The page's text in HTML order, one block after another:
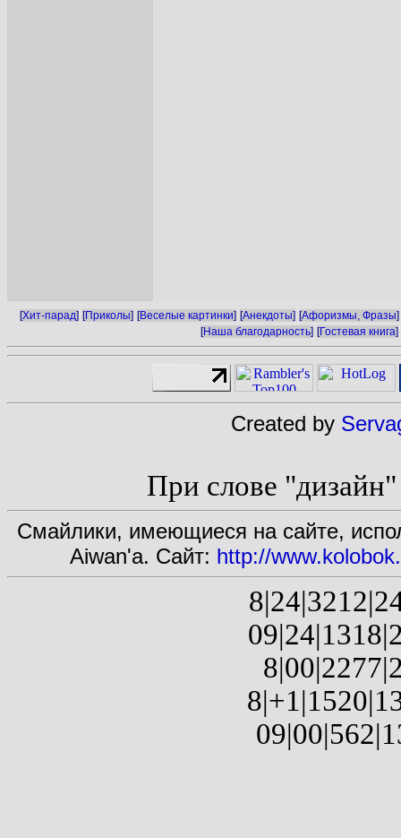
[Хит-парад] [Приколы] [Веселые картинки] [Анекдоты] [Афоризмы, Фразы]
[Наша благодарность] [Гостевая книга]
Created by
При слове "дизайн"
Смайлики, имеющиеся на сайте,
Aiwan'а. Сайт: http://